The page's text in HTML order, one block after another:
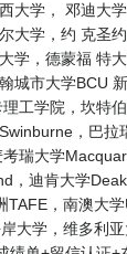
大学， 邓迪大
大学，约 克圣
学，德蒙福 特
城市大学BCU
工学院，坎特
，巴
瑞大学
，迪肯大学
，南澳大
大学，维多利